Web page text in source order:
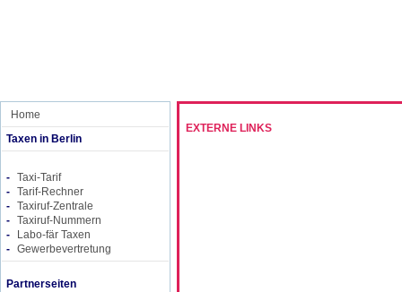
Home
Taxen in Berlin
- Taxi-Tarif
- Tarif-Rechner
- Taxiruf-Zentrale
- Taxiruf-Nummern
-
Labo-fär Taxen
- Gewerbevertretung
Partnerseiten
EXTERNE LINKS